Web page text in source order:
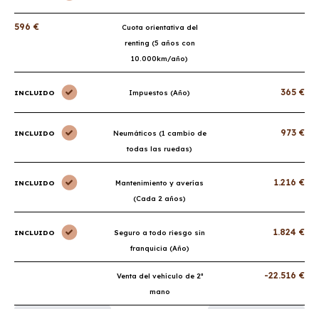
596 €
Cuota orientativa del
renting (5 años con
10.000km/año)
INCLUIDO Impuestos (Año) 365 €
INCLUIDO
Neumáticos (1 cambio de
todas las ruedas)
973 €
INCLUIDO
Mantenimiento y averías
(Cada 2 años)
1.216 €
INCLUIDO
Seguro a todo riesgo sin
franquicia (Año)
1.824 €
Venta del vehículo de 2ª
mano
-22.516 €